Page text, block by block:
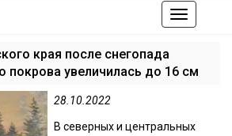
по
края после снегопада
покрова увеличилась до 16 см
28.10.2022
В северных и центральных